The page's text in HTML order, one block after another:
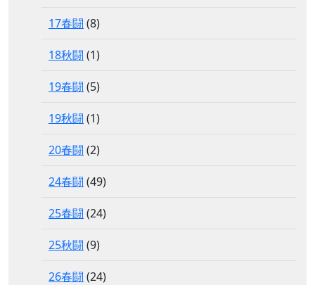
17春闘 (8)
18秋闘 (1)
19春闘 (5)
19秋闘 (1)
20春闘 (2)
24春闘 (49)
25春闘 (24)
25秋闘 (9)
26春闘 (24)